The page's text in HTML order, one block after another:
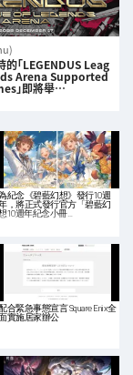
的「LEGENDUS Leag
Arena Supported
」即將舉…
紀念《碧藍幻想》發行10週
，將正式發行官方「碧藍幻
10週年紀念小冊…
合緊急事態宣言 Square Enix全
實施居家辦公